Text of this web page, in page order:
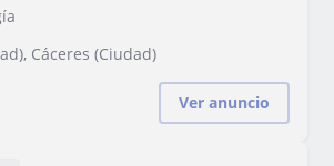
Cáceres (Ciudad)
Ver anuncio